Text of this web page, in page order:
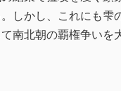
しかし、これにも雫
南北朝の覇権争いを